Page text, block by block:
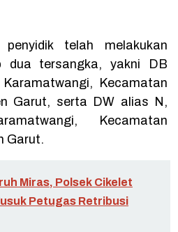
telah melakukan
dua tersangka, yakni DB
Kecamatan
Garut, serta DW alias N,
Kecamatan
Garut.
Miras, Polsek Cikelet
Petugas Retribusi